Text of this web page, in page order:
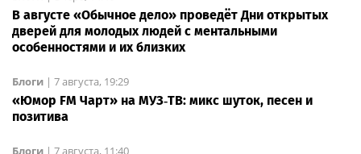
В августе «Обычное дело» проведёт Дни открытых
дверей для молодых людей с ментальными
особенностями и их близких
Блоги | 7 августа, 19:29
«Юмор FM Чарт» на МУЗ‑ТВ: микс шуток, песен и
позитива
Блоги | 7 августа, 11:40